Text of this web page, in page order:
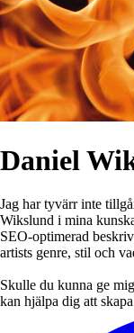
Daniel
Jag har tyvärr inte
Wikslund i mina
SEO-optimerad
artists genre, stil och
Skulle du kunna ge
kan hjälpa dig att